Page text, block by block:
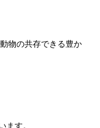
物の共存できる豊か
す。